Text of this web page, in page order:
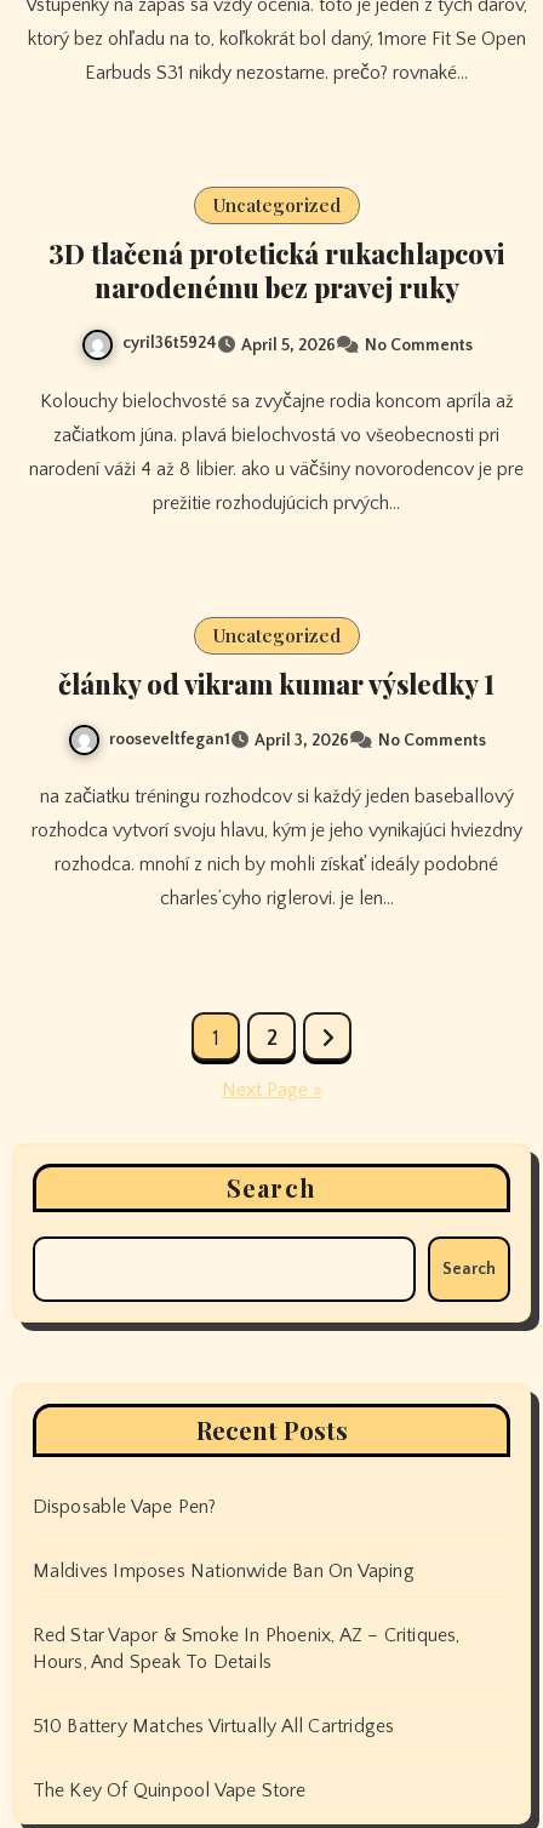
Vstupenky na zápas sa vždy ocenia. toto je jeden z tých darov,
ktorý bez ohľadu na to, koľkokrát bol daný, 1more Fit Se Open
Earbuds S31 nikdy nezostarne. prečo? rovnaké…
Uncategorized
3D tlačená protetická rukachlapcovi
narodenému bez pravej ruky
cyril36t5924 April 5, 2026 No Comments
Kolouchy bielochvosté sa zvyčajne rodia koncom apríla až
začiatkom júna. plavá bielochvostá vo všeobecnosti pri
narodení váži 4 až 8 libier. ako u väčšiny novorodencov je pre
prežitie rozhodujúcich prvých…
Uncategorized
články od vikram kumar výsledky 1
rooseveltfegan1 April 3, 2026 No Comments
na začiatku tréningu rozhodcov si každý jeden baseballový
rozhodca vytvorí svoju hlavu, kým je jeho vynikajúci hviezdny
rozhodca. mnohí z nich by mohli získať ideály podobné
charles’cyho riglerovi. je len…
1 2
Next Page »
Search
Search
Recent Posts
Disposable Vape Pen?
Maldives Imposes Nationwide Ban On Vaping
Red Star Vapor & Smoke In Phoenix, AZ – Critiques,
Hours, And Speak To Details
510 Battery Matches Virtually All Cartridges
The Key Of Quinpool Vape Store